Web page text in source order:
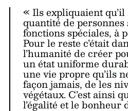
« Ils expliquaient qu’il
quantité de
fonctions spéciales, à
Pour le reste c’était
l’humanité de créer
un état uniforme
une vie propre qu’ils
façon jamais, de les
végétaux. C’est ainsi
l’égalité et le